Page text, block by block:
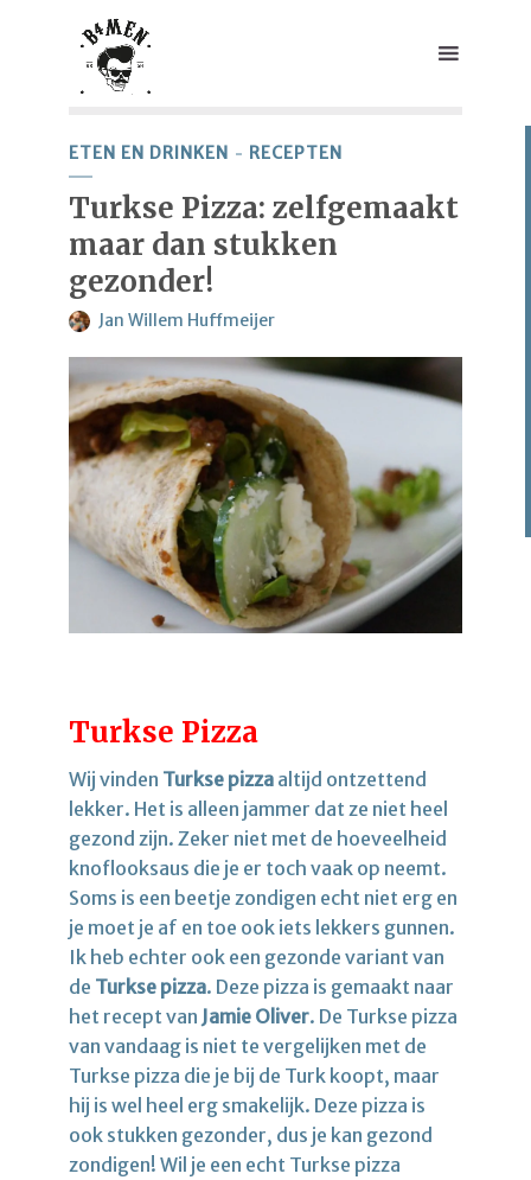
ETEN EN DRINKEN RECEPTEN
Turkse Pizza: zelfgemaakt
maar dan stukken
gezonder!
Jan Willem Huffmeijer
Turkse Pizza
Wij vinden Turkse pizza altijd ontzettend
lekker. Het is alleen jammer dat ze niet heel
gezond zijn. Zeker niet met de hoeveelheid
knoflooksaus die je er toch vaak op neemt.
Soms is een beetje zondigen echt niet erg en
je moet je af en toe ook iets lekkers gunnen.
Ik heb echter ook een gezonde variant van
de Turkse pizza. Deze pizza is gemaakt naar
het recept van Jamie Oliver. De Turkse pizza
van vandaag is niet te vergelijken met de
Turkse pizza die je bij de Turk koopt, maar
hij is wel heel erg smakelijk. Deze pizza is
ook stukken gezonder, dus je kan gezond
zondigen! Wil je een echt Turkse pizza